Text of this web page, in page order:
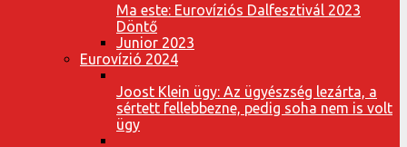
Ma este: Eurovíziós Dalfesztivál 2023
Döntő
Junior 2023
Eurovízió 2024
Joost Klein ügy: Az ügyészség lezárta, a
sértett fellebbezne, pedig soha nem is volt
ügy